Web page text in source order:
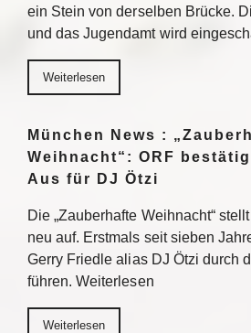
ein Stein von derselben Brücke.
und das Jugendamt wird
Weiterlesen
München News :
Weihnacht“: ORF
Aus für DJ Ötzi
Die „Zauberhafte Weihnacht“
neu auf. Erstmals seit sieben
Gerry Friedle alias DJ Ötzi durch
führen. Weiterlesen
Weiterlesen